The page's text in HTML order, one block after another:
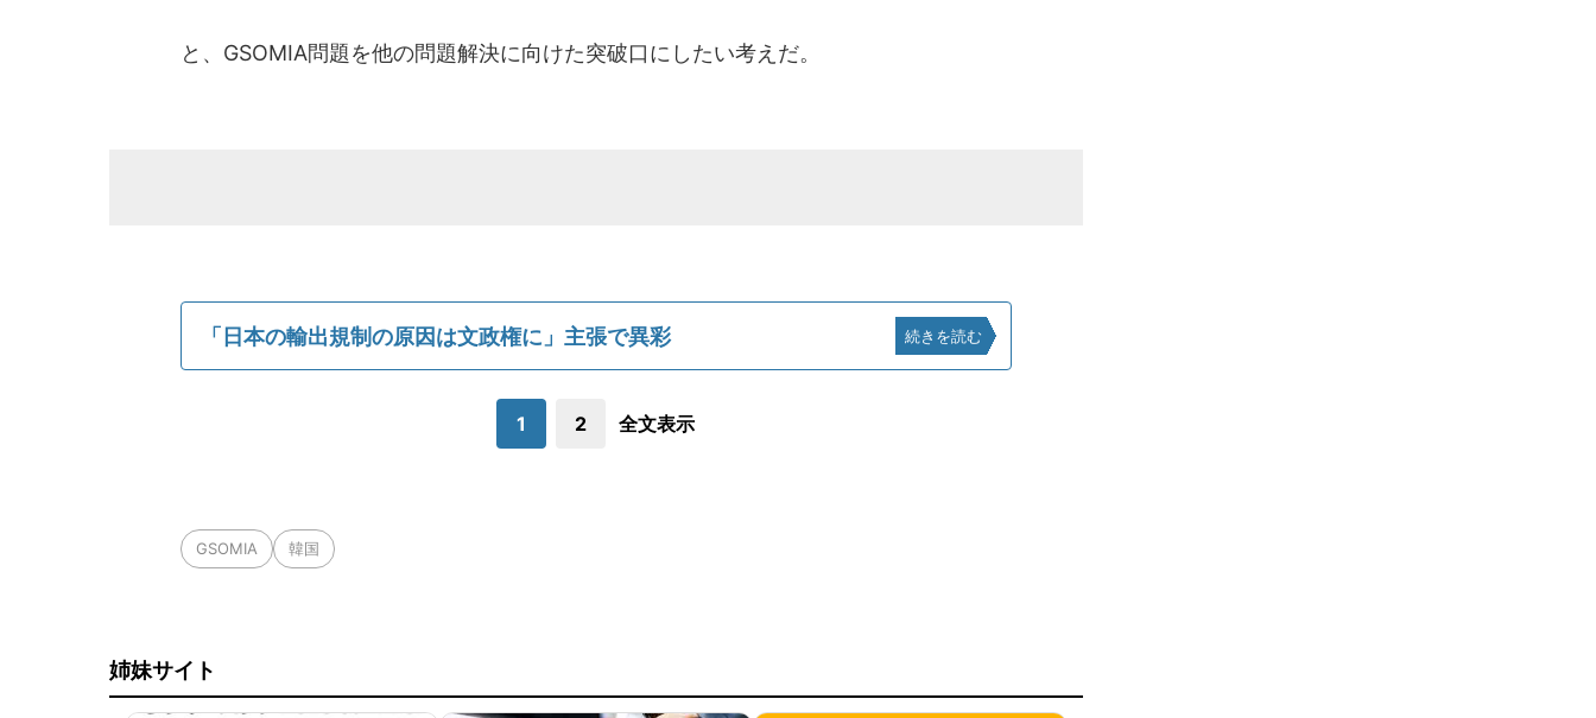
と、GSOMIA問題を他の問題解決に向けた突破口にしたい考えだ。
「日本の輸出規制の原因は文政権に」主張で異彩 続きを読む
1 2 全文表示
GSOMIA 韓国
姉妹サイト